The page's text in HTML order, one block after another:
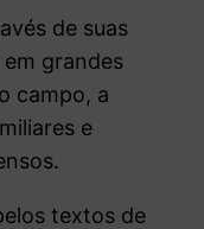
de suas
grandes
campo, a
e
textos de